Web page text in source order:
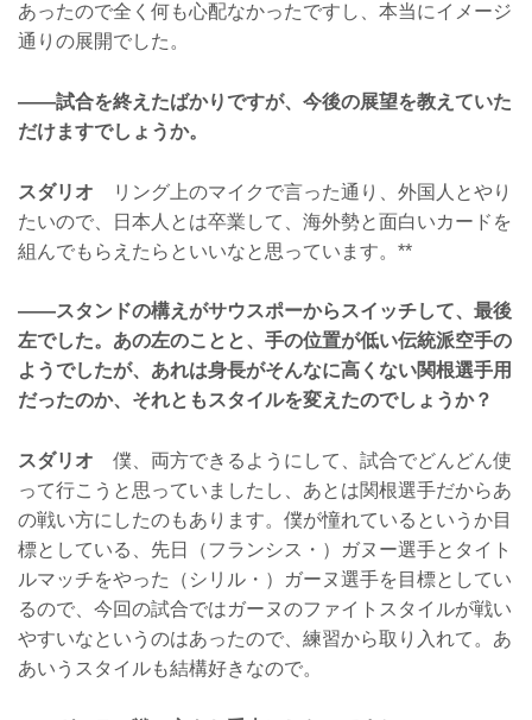
あったので全く何も心配なかったですし、本当にイメージ
通りの展開でした。
——試合を終えたばかりですが、今後の展望を教えていた
だけますでしょうか。
スダリオ リング上のマイクで言った通り、外国人とやり
たいので、日本人とは卒業して、海外勢と面白いカードを
組んでもらえたらといいなと思っています。**
——スタンドの構えがサウスポーからスイッチして、最後
左でした。あの左のことと、手の位置が低い伝統派空手の
ようでしたが、あれは身長がそんなに高くない関根選手用
だったのか、それともスタイルを変えたのでしょうか？
スダリオ 僕、両方できるようにして、試合でどんどん使
って行こうと思っていましたし、あとは関根選手だからあ
の戦い方にしたのもあります。僕が憧れているというか目
標としている、先日（フランシス・）ガヌー選手とタイト
ルマッチをやった（シリル・）ガーヌ選手を目標としてい
るので、今回の試合ではガーヌのファイトスタイルが戦い
やすいなというのはあったので、練習から取り入れて。あ
あいうスタイルも結構好きなので。